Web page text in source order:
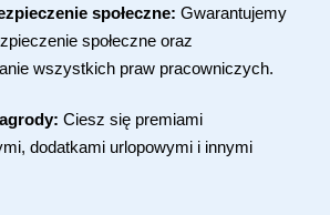
społeczne: Gwarantujemy
społeczne oraz
wszystkich praw pracowniczych.
Ciesz się premiami
dodatkami urlopowymi i innymi